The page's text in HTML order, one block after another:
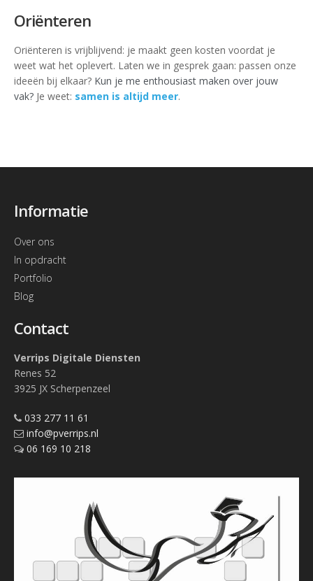
Oriënteren
Oriënteren is vrijblijvend: je maakt geen kosten voordat je
weet wat het oplevert. Laten we in gesprek gaan: passen onze
ideeën bij elkaar? Kun je me enthousiast maken over jouw
vak? Je weet: samen is altijd meer.
Informatie
Over ons
In opdracht
Portfolio
Blog
Contact
Verrips Digitale Diensten
Renes 52
3925 JX Scherpenzeel
033 277 11 61
info@pverrips.nl
06 169 10 218